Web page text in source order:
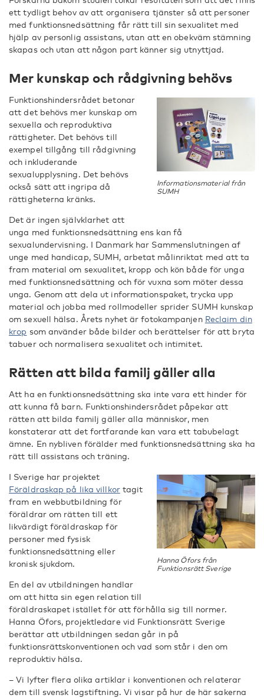
ett tydligt behov av att organisera tjänster så att personer
med funktionsnedsättning får rätt till sin sexualitet med
hjälp av personlig assistans, utan att en obekväm stämning
skapas och utan att någon part känner sig utnyttjad.
Mer kunskap och rådgivning behövs
Informationsmaterial från
SUMH
Funktionshindersrådet betonar
att det behövs mer kunskap om
sexuella och reproduktiva
rättigheter. Det behövs till
exempel tillgång till rådgivning
och inkluderande
sexualupplysning. Det behövs
också sätt att ingripa då
rättigheterna kränks.
Det är ingen självklarhet att
unga med funktionsnedsättning ens kan få
sexualundervisning. I Danmark har Sammenslutningen af
unge med handicap, SUMH, arbetat målinriktat med att ta
fram material om sexualitet, kropp och kön både för unga
med funktionsnedsättning och för vuxna som möter dessa
unga. Genom att dela ut informationspaket, trycka upp
material och jobba med rollmodeller sprider SUMH kunskap
om sexuell hälsa. Årets nyhet är fotokampanjen Reclaim din
krop som använder både bilder och berättelser för att bryta
tabuer och normalisera sexualitet och intimitet.
Rätten att bilda familj gäller alla
Att ha en funktionsnedsättning ska inte vara ett hinder för
att kunna få barn. Funktionshindersrådet påpekar att
rätten att bilda familj gäller alla människor, men
konstaterar att det fortfarande kan vara ett tabubelagt
ämne. En nybliven förälder med funktionsnedsättning ska ha
rätt till assistans och träning.
Hanna Öfors från
Funktionsrätt Sverige
I Sverige har projektet
Föräldraskap på lika villkortagit
fram en webbutbildning för
föräldrar om rätten till ett
likvärdigt föräldraskap för
personer med fysisk
funktionsnedsättning eller
kronisk sjukdom.
En del av utbildningen handlar
om att hitta sin egen relation till
föräldraskapet istället för att förhålla sig till normer.
Hanna Öfors, projektledare vid Funktionsrätt Sverige
berättar att utbildningen sedan går in på
funktionsrättskonventionen och vad som står i den om
reproduktiv hälsa.
– Vi lyfter flera olika artiklar i konventionen och relaterar
dem till svensk lagstiftning. Vi visar på hur de här sakerna